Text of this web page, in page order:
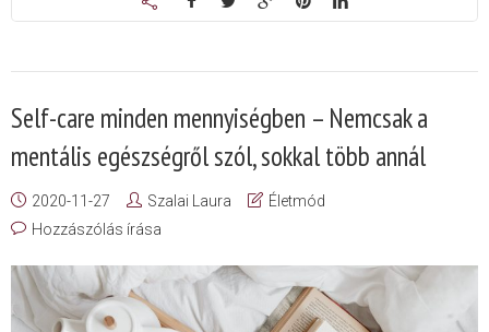
Self-care minden mennyiségben – Nemcsak a
mentális egészségről szól, sokkal több annál
2020-11-27 Szalai Laura
Életmód
Hozzászólás írása